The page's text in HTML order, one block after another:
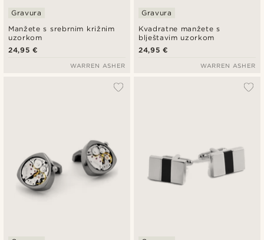
Manžete s srebrnim križnim
uzorkom
Gravura
24,95 €
WARREN ASHER
Kvadratne manžete s
blještavim uzorkom
Gravura
24,95 €
WARREN ASHER